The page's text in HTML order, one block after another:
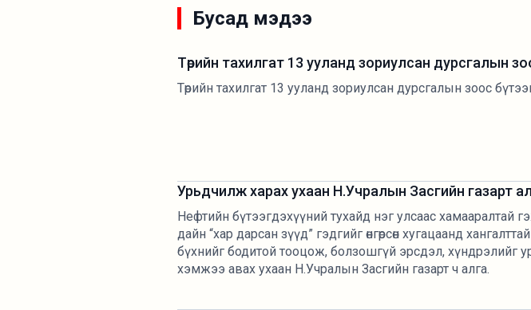
Бусад мэдээ
Төрийн тахилгат 13 ууланд зориулсан дурсгалын
Төрийн тахилгат 13 ууланд зориулсан дурсгалын зоос
Урьдчилж харах ухаан Н.Учралын Засгийн газарт
Нефтийн бүтээгдэхүүний тухайд нэг улсаас хамааралтай
дайн “хар дарсан зүүд” гэдгийг өнгөрсөн хугацаанд
бүхнийг бодитой тооцож, болзошгүй эрсдэл, хүндрэлийг
хэмжээ авах ухаан Н.Учралын Засгийн газарт ч алга.